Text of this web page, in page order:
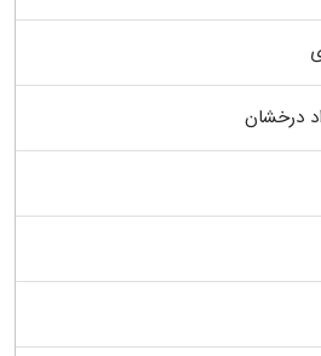
درخشان